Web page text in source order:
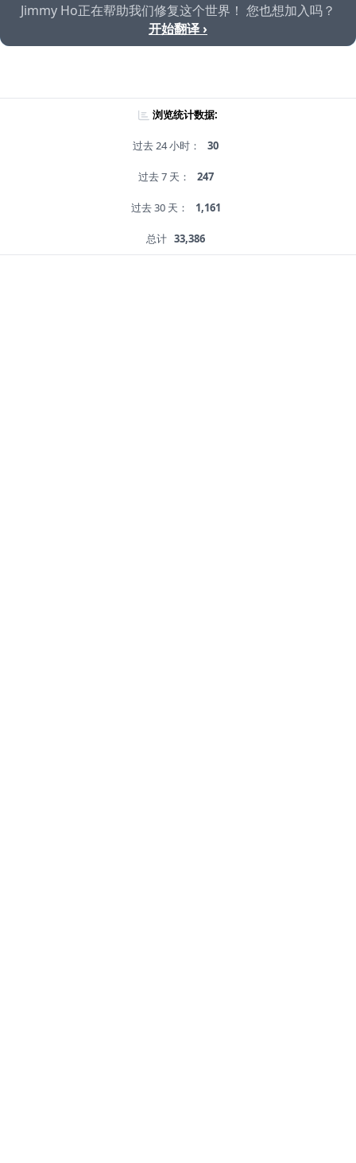
Jimmy Ho正在帮助我们修复这个世界！ 您也想加入吗？
开始翻译 ›
浏览统计数据:
过去 24 小时： 30
过去 7 天： 247
过去 30 天： 1,161
总计 33,386